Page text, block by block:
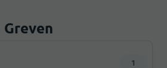
Greven
1